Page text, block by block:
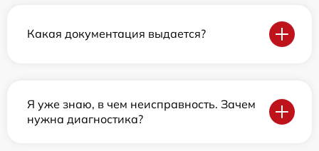
Какая документация выдается?
Я уже знаю, в чем неисправность. Зачем
нужна диагностика?